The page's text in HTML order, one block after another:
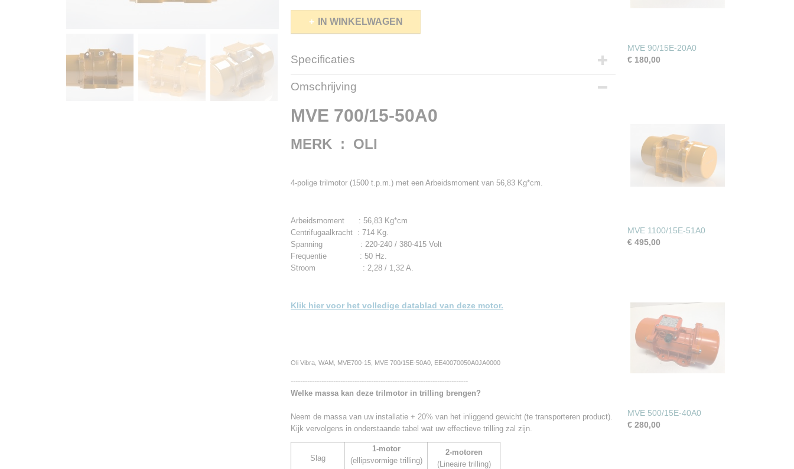
IN WINKELWAGEN
Specificaties
Productcode
Netto gewicht
Omschrijving
MVE 700/15-50A0
MERK : OLI
4-polige trilmotor (1500 t.p.m.) met een Arbeidsmoment van 56,83 Kg*cm.
Arbeidsmoment : 56,83 Kg*cm
Centrifugaalkracht : 714 Kg.
Spanning : 220-240 / 380-415 Volt
Frequentie : 50 Hz.
Stroom : 2,28 / 1,32 A.
Klik hier voor het volledige datablad van deze motor.
Oli Vibra, WAM, MVE700-15, MVE 700/15E-50A0, EE40070050A0JA0000
---------------------------------------------------------------------------
Welke massa kan deze trilmotor in trilling brengen?
Neem de massa van uw installatie + 20% van het inliggend gewicht (te transporteren product).
Kijk vervolgens in onderstaande tabel wat uw effectieve trilling zal zijn.
Slag
1-motor
(ellipsvormige trilling)
2-motoren
(Lineaire trilling)
MVE 90/15E-20A0
€ 180,00
MVE 1100/15E-51A0
€ 495,00
MVE 500/15E-40A0
€ 280,00